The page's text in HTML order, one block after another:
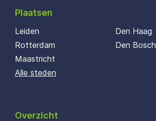
Plaatsen
Leiden
Rotterdam
Maastricht
Den Haag
Den Bosch
Alle steden
Overzicht